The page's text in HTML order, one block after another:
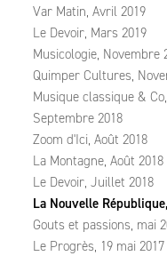
Var Matin, Avril 2019
Le Devoir, Mars 2019
Musicologie, Novembre
Quimper Cultures,
Musique classique &
Septembre 2018
Zoom d'Ici, Août 2018
La Montagne, Août 2018
Le Devoir, Juillet 2018
La Nouvelle
Gouts et passions, mai
Le Progrès, 19 mai 2017